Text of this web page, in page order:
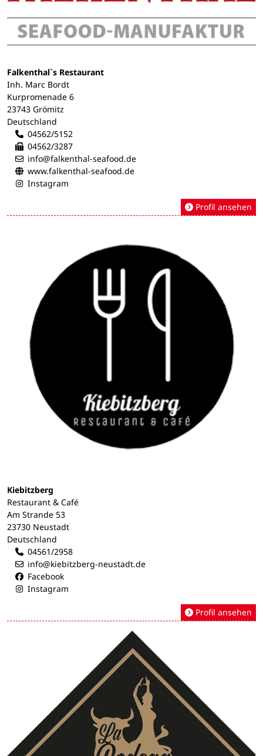
Falkenthal`s Restaurant
Inh. Marc Bordt
Kurpromenade 6
23743 Grömitz
Deutschland
04562/5152
04562/3287
info@falkenthal-seafood.de
www.falkenthal-seafood.de
Instagram
Profil ansehen
Kiebitzberg
Restaurant & Café
Am Strande 53
23730 Neustadt
Deutschland
04561/2958
info@kiebitzberg-neustadt.de
Facebook
Instagram
Profil ansehen